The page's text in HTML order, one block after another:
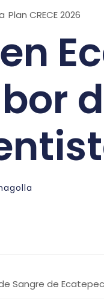
Plan CRECE 2026
Sangre de